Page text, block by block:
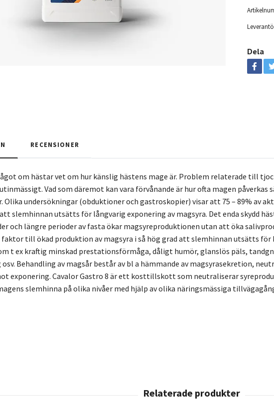
Dela
RECENSIONER
om hästar vet om hur känslig hästens mage är. Problem relaterade till
Vad som däremot kan vara förvånande är hur ofta magen påverkas
Olika undersökningar (obduktioner och gastroskopier) visar att 75 – 89% av
slemhinnan utsätts för långvarig exponering av magsyra. Det enda skydd
och längre perioder av fasta ökar magsyreproduktionen utan att öka
faktor till ökad produktion av magsyra i så hög grad att slemhinnan utsätts för
t ex kraftig minskad prestationsförmåga, dåligt humör, glanslös päls,
Behandling av magsår består av bl a hämmande av magsyrasekretion,
exponering. Cavalor Gastro 8 är ett kosttillskott som neutraliserar
slemhinna på olika nivåer med hjälp av olika näringsmässiga